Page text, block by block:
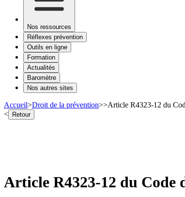
Nos ressources
Réflexes prévention
Outils en ligne
Formation
Actualités
Baromètre
Nos autres sites
Accueil>Droit de la prévention>>Article R4323-12 du
< Retour
Article R4323-12 du